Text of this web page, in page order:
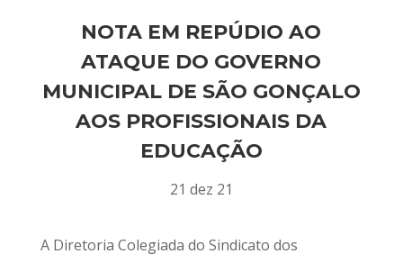
NOTA EM REPÚDIO AO
ATAQUE DO GOVERNO
MUNICIPAL DE SÃO GONÇALO
AOS PROFISSIONAIS DA
EDUCAÇÃO
21 dez 21
A Diretoria Colegiada do Sindicato dos